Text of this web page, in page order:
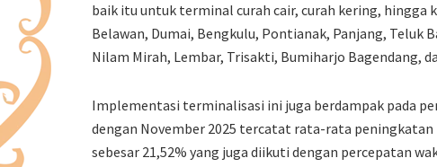
baik itu untuk terminal curah cair, curah kering, hingga
Belawan, Dumai, Bengkulu, Pontianak, Panjang, Teluk
Nilam Mirah, Lembar, Trisakti, Bumiharjo Bagendang,
Implementasi terminalisasi ini juga berdampak pada
dengan November 2025 tercatat rata-rata
sebesar 21,52% yang juga diikuti dengan percepatan